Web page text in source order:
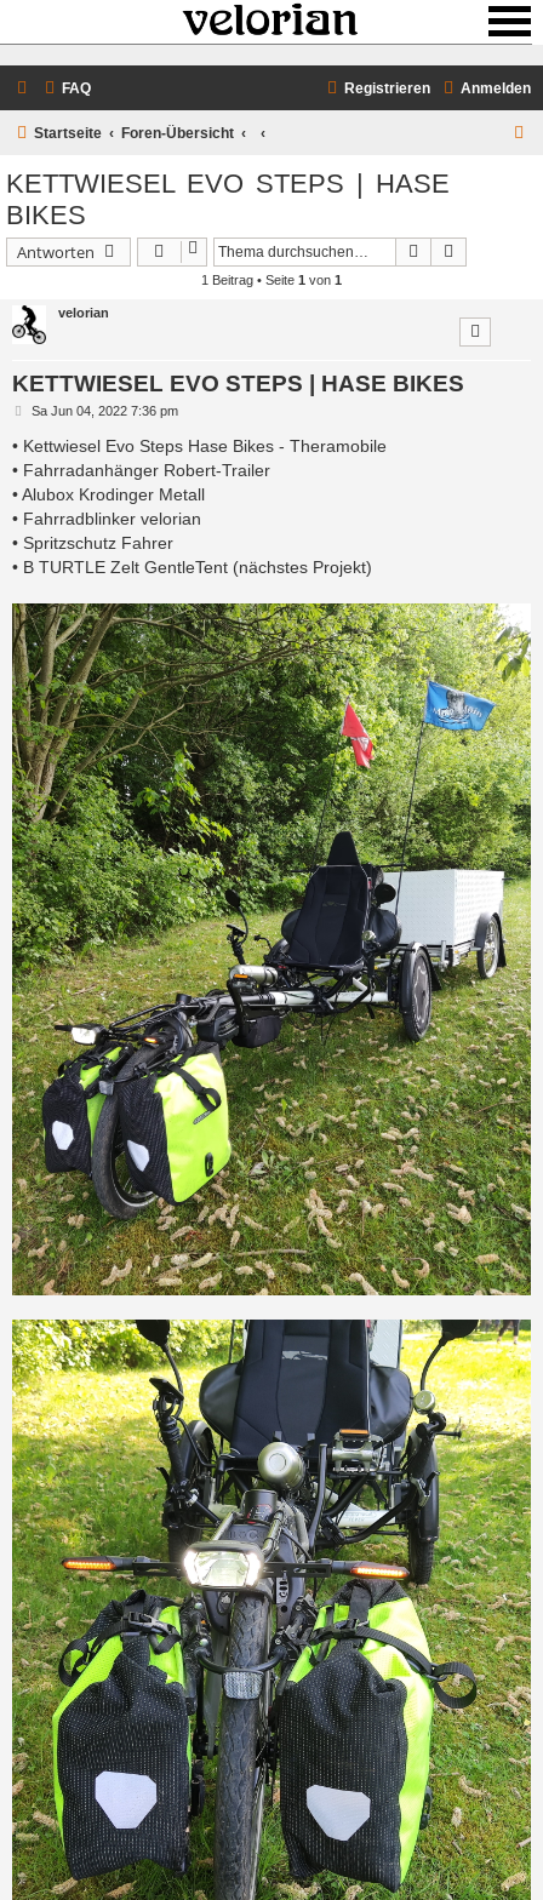
FAQ Anmelden
Registrieren
Startseite Foren-Übersicht
KETTWIESEL EVO STEPS | HASE
BIKES
Antworten Suche
1 Beitrag • Seite 1 von 1
velorian
KETTWIESEL EVO STEPS | HASE BIKES
B
i
r
a
g
Sa Jun 04, 2022 7:36 pm
• Kettwiesel Evo Steps Hase Bikes - Theramobile
• Fahrradanhänger Robert-Trailer
• Alubox Krodinger Metall
• Fahrradblinker velorian
• Spritzschutz Fahrer
• B TURTLE Zelt GentleTent (nächstes Projekt)